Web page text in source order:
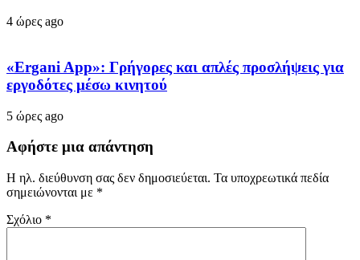
4 ώρες ago
«Ergani App»: Γρήγορες και απλές προσλήψεις για
εργοδότες μέσω κινητού
5 ώρες ago
Αφήστε μια απάντηση
Η ηλ. διεύθυνση σας δεν δημοσιεύεται. Τα υποχρεωτικά πεδία
σημειώνονται με *
Σχόλιο *